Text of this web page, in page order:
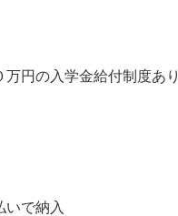
円の入学金給付制度あり
いで納入